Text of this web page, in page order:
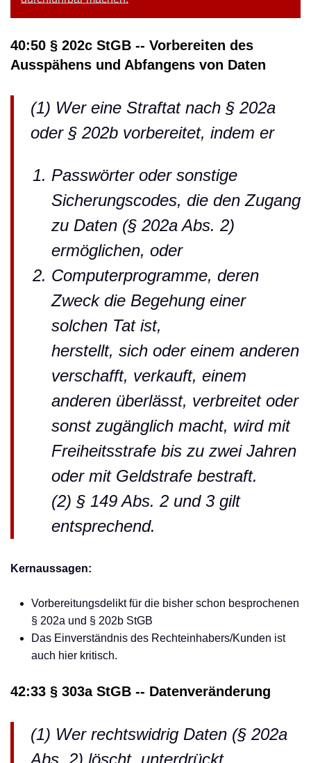
40:50 § 202c StGB -- Vorbereiten des
Ausspähens und Abfangens von Daten
(1) Wer eine Straftat nach § 202a
oder § 202b vorbereitet, indem er
Passwörter oder sonstige
Sicherungscodes, die den Zugang
zu Daten (§ 202a Abs. 2)
ermöglichen, oder
Computerprogramme, deren
Zweck die Begehung einer
solchen Tat ist,
herstellt, sich oder einem anderen
verschafft, verkauft, einem
anderen überlässt, verbreitet oder
sonst zugänglich macht, wird mit
Freiheitsstrafe bis zu zwei Jahren
oder mit Geldstrafe bestraft.
(2) § 149 Abs. 2 und 3 gilt
entsprechend.
Kernaussagen:
Vorbereitungsdelikt für die bisher schon besprochenen
§ 202a und § 202b StGB
Das Einverständnis des Rechteinhabers/Kunden ist
auch hier kritisch.
42:33 § 303a StGB -- Datenveränderung
(1) Wer rechtswidrig Daten (§ 202a
Abs. 2) löscht, unterdrückt,